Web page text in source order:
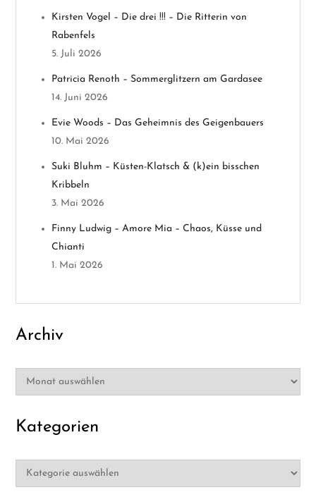
n
v
a
n
Kirsten Vogel – Die drei !!! – Die Ritterin von
Rabenfels
5. Juli 2026
Patricia Renoth – Sommerglitzern am Gardasee
14. Juni 2026
Evie Woods – Das Geheimnis des Geigenbauers
10. Mai 2026
Suki Bluhm – Küsten-Klatsch & (k)ein bisschen
Kribbeln
3. Mai 2026
Finny Ludwig – Amore Mia – Chaos, Küsse und
Chianti
1. Mai 2026
Archiv
Archiv
Kategorien
Kategorien